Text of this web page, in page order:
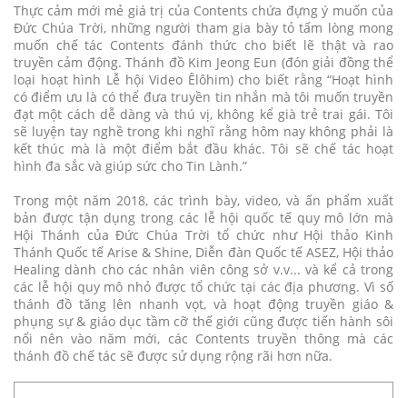
Thực cảm mới mẻ giá trị của Contents chứa đựng ý muốn của
Đức Chúa Trời, những người tham gia bày tỏ tấm lòng mong
muốn chế tác Contents đánh thức cho biết lẽ thật và rao
truyền cảm động. Thánh đồ Kim Jeong Eun (đón giải đồng thể
loại hoạt hình Lễ hội Video Êlôhim) cho biết rằng “Hoạt hình
có điểm ưu là có thể đưa truyền tin nhắn mà tôi muốn truyền
đạt một cách dễ dàng và thú vị, không kể già trẻ trai gái. Tôi
sẽ luyện tay nghề trong khi nghĩ rằng hôm nay không phải là
kết thúc mà là một điểm bắt đầu khác. Tôi sẽ chế tác hoạt
hình đa sắc và giúp sức cho Tin Lành.”
Trong một năm 2018, các trình bày, video, và ấn phẩm xuất
bản được tận dụng trong các lễ hội quốc tế quy mô lớn mà
Hội Thánh của Đức Chúa Trời tổ chức như Hội thảo Kinh
Thánh Quốc tế Arise & Shine, Diễn đàn Quốc tế ASEZ, Hội thảo
Healing dành cho các nhân viên công sở v.v... và kể cả trong
các lễ hội quy mô nhỏ được tổ chức tại các địa phương. Vì số
thánh đồ tăng lên nhanh vọt, và hoạt động truyền giáo &
phụng sự & giáo dục tầm cỡ thế giới cũng được tiến hành sôi
nổi nên vào năm mới, các Contents truyền thông mà các
thánh đồ chế tác sẽ được sử dụng rộng rãi hơn nữa.